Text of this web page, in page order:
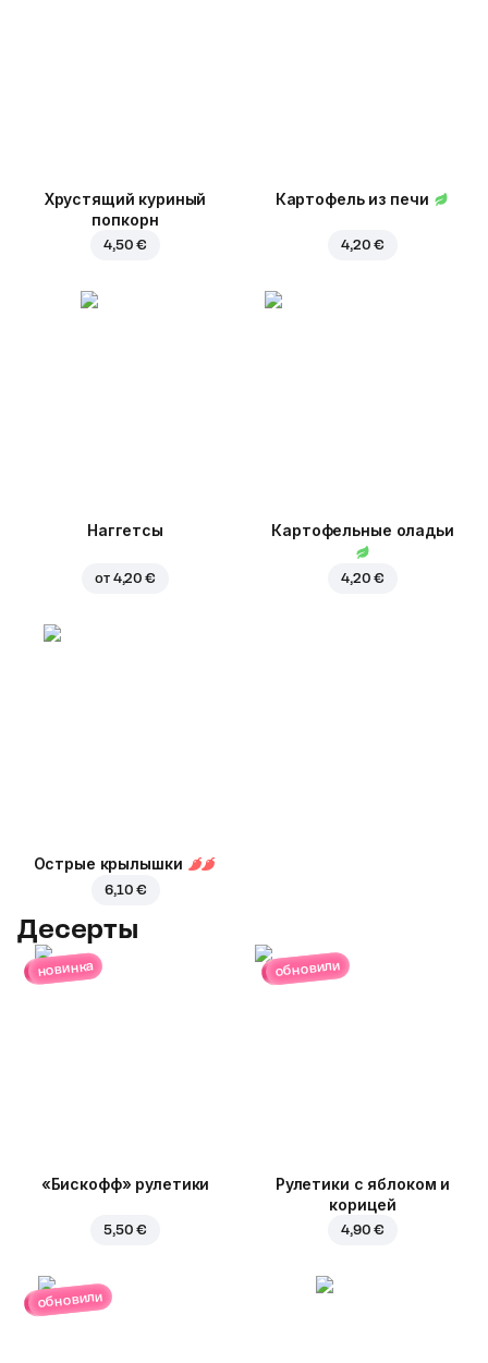
Хрустящий куриный
попкорн
4,50 €
Картофель из печи
4,20 €
Наггетсы
от 4,20 €
Картофельные оладьи
4,20 €
Острые крылышки
6,10 €
Десерты
новинка
«Бискофф» рулетики
5,50 €
обновили
Рулетики с яблоком и
корицей
4,90 €
обновили